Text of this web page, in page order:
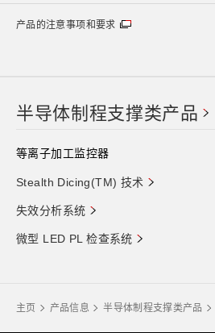
产品的注意事项和要求
半导体制程支撑类产品
等离子加工监控器
Stealth Dicing(TM) 技术
失效分析系统
微型 LED PL 检查系统
主页 产品信息 半导体制程支撑类产品